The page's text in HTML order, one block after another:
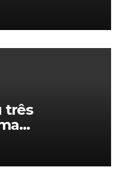
três
século de